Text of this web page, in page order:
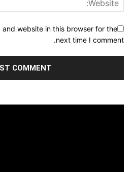
and website in this browser for the
next time I comment.